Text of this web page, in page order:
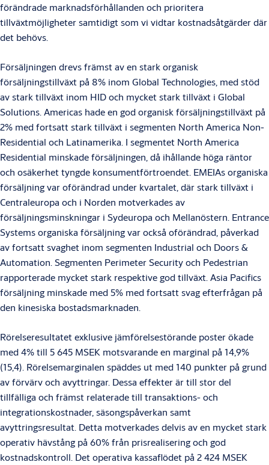
förändrade marknadsförhållanden och prioritera
tillväxtmöjligheter samtidigt som vi vidtar kostnadsåtgärder där
det behövs.
Försäljningen drevs främst av en stark organisk
försäljningstillväxt på 8% inom Global Technologies, med stöd
av stark tillväxt inom HID och mycket stark tillväxt i Global
Solutions. Americas hade en god organisk försäljningstillväxt på
2% med fortsatt stark tillväxt i segmenten North America Non-
Residential och Latinamerika. I segmentet North America
Residential minskade försäljningen, då ihållande höga räntor
och osäkerhet tyngde konsumentförtroendet. EMEIAs organiska
försäljning var oförändrad under kvartalet, där stark tillväxt i
Centraleuropa och i Norden motverkades av
försäljningsminskningar i Sydeuropa och Mellanöstern. Entrance
Systems organiska försäljning var också oförändrad, påverkad
av fortsatt svaghet inom segmenten Industrial och Doors &
Automation. Segmenten Perimeter Security och Pedestrian
rapporterade mycket stark respektive god tillväxt. Asia Pacifics
försäljning minskade med 5% med fortsatt svag efterfrågan på
den kinesiska bostadsmarknaden.
Rörelseresultatet exklusive jämförelsestörande poster ökade
med 4% till 5 645 MSEK motsvarande en marginal på 14,9%
(15,4). Rörelsemarginalen späddes ut med 140 punkter på grund
av förvärv och avyttringar. Dessa effekter är till stor del
tillfälliga och främst relaterade till transaktions- och
integrationskostnader, säsongspåverkan samt
avyttringsresultat. Detta motverkades delvis av en mycket stark
operativ hävstång på 60% från prisrealisering och god
kostnadskontroll. Det operativa kassaflödet på 2 424 MSEK